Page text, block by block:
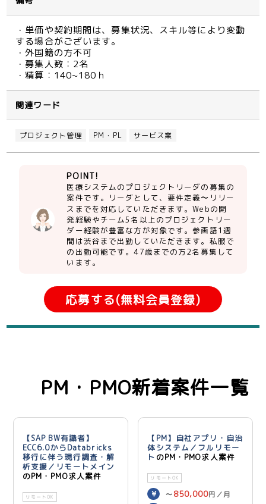
・単価や契約期間は、募集状況、スキル等により変動
する場合がございます。
・外国籍の方不可
・募集人数：2名
・精算：140~180ｈ
関連ワード
プロジェクト管理 PM・PL サービス業
POINT!
医療システムのプロジェクトリーダの募集の
案件です。リーダとして、要件定義〜リリー
スまでを対応していただきます。Webの開
発経験やチーム5名以上のプロジェクトリー
ダー経験が豊富な方が対象です。参画語1週
間は渋谷まで出勤していただきます。私服で
の出勤可能です。47歳までの方2名募集して
います。
応募する(無料会員登録)
PM・PMO新着案件一覧
【SAP BW有識者】
ECC6.0からDatabricks
移行に伴う現行調査・解
析支援／リモートメイン
のPM・PMO求人案件
リモートOK
【PM】自社アプリ・自治
体システム／フルリモー
ト のPM・PMO求人案件
リモートOK
〜 850,000円／月